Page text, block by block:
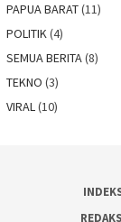
PAPUA BARAT(11)
POLITIK(4)
SEMUA BERITA(8)
TEKNO (3)
VIRAL(10)